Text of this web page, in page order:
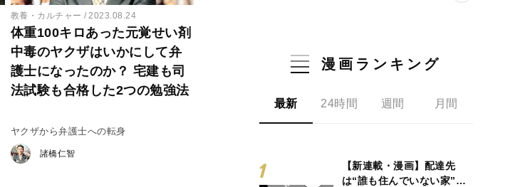
教養・カルチャー 2023.08.24
体重100キロあった元覚せい剤
中毒のヤクザはいかにして弁
護士になったのか？ 宅建も司
法試験も合格した2つの勉強法
ヤクザから弁護士への転身
諸橋仁智
漫画ランキング
最新 24時間 週間 月間
【新連載・漫画】配達先
は“誰も住んでいない家”…